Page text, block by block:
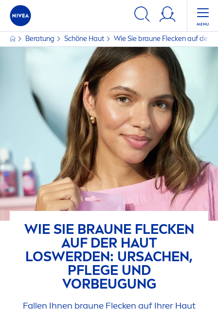
Beratung Schöne Haut Wie Sie braune Flecken auf der
WIE SIE BRAUNE FLECKEN
AUF DER HAUT
LOSWERDEN: URSACHEN,
PFLEGE UND
VORBEUGUNG
Fallen Ihnen braune Flecken auf Ihrer Haut